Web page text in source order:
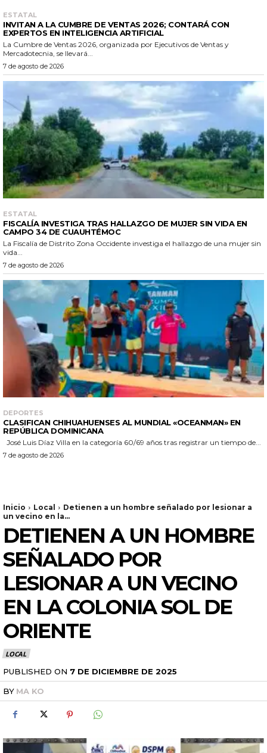
ESTATAL
INVITAN A LA CUMBRE DE VENTAS 2026; CONTARÁ CON
EXPERTOS EN INTELIGENCIA ARTIFICIAL
La Cumbre de Ventas 2026, organizada por Ejecutivos de Ventas y
Mercadotecnia, se llevará...
7 de agosto de 2026
ESTATAL
FISCALÍA INVESTIGA TRAS HALLAZGO DE MUJER SIN VIDA EN
CAMPO 34 DE CUAUHTÉMOC
La Fiscalía de Distrito Zona Occidente investiga el hallazgo de una mujer sin
vida...
7 de agosto de 2026
DEPORTES
CLASIFICAN CHIHUAHUENSES AL MUNDIAL «OCEANMAN» EN
REPÚBLICA DOMINICANA
José Luis Díaz Villa en la categoría 60/69 años tras registrar un tiempo de...
7 de agosto de 2026